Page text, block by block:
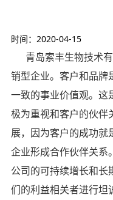
时间：2020-04-15
青岛索丰生物技术
销型企业。客户和品牌
一致的事业价值观。这
极为重视和客户的伙伴
展，因为客户的成功就
企业形成合作伙伴关系
公司的可持续增长和长
们的利益相关者进行坦